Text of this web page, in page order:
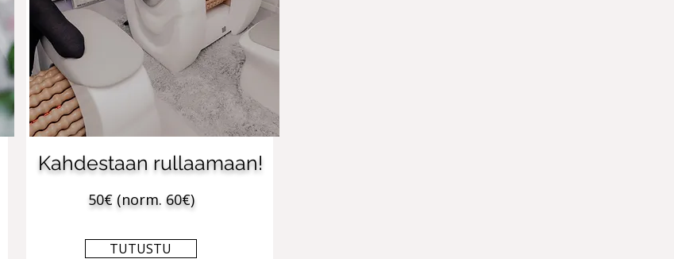
Kahdestaan rullaamaan!
50€ (norm. 60€)
TUTUSTU